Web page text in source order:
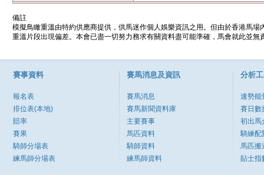
備註
模擬鳥瞰重溫由特約供應商提供，供馬迷作個人娛樂資訊之用。但由於香港馬
重溫片段出現偏差。本會已盡一切努力務求有關資料盡可能準確，馬會就此並
賽事資料
報名表
排位表(本地)
賠率
賽果
騎師分場表
練馬師分場表
賽馬消息及資訊
賽馬消息
賽馬新聞資料庫
主要賽事
馬匹資料
騎師資料
練馬師資料
分析
速勢能
賽日數
初出馬
騎練配
馬匹搬
貼士指